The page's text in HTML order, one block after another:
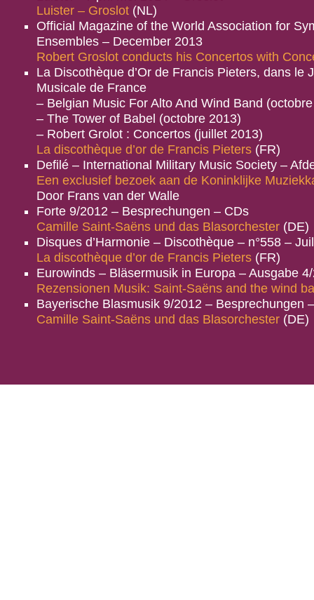
Luister – Groslot(NL)
Official Magazine of the World Association for
Ensembles – December 2013
Robert Groslot conducts his Concertos with
La Discothèque d’Or de Francis Pieters, dans le
Musicale de France
– Belgian Music For Alto And Wind Band
– The Tower of Babel (octobre 2013)
– Robert Grolot : Concertos (juillet 2013)
La discothèque d’or de Francis Pieters(FR)
Defilé – International Military Music Society –
Een exclusief bezoek aan de Koninklijke
Door Frans van der Walle
Forte 9/2012 – Besprechungen – CDs
Camille Saint-Saëns und das Blasorchester(DE)
Disques d’Harmonie – Discothèque – n°558 –
La discothèque d’or de Francis Pieters(FR)
Eurowinds – Bläsermusik in Europa – Ausgabe
Rezensionen Musik: Saint-Saëns and the wind
Bayerische Blasmusik 9/2012 – Besprechungen
Camille Saint-Saëns und das Blasorchester(DE)